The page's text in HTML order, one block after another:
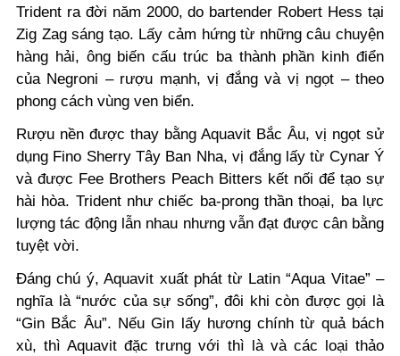
Trident ra đời năm 2000, do bartender Robert Hess tại
Zig Zag sáng tạo. Lấy cảm hứng từ những câu chuyện
hàng hải, ông biến cấu trúc ba thành phần kinh điển
của Negroni – rượu mạnh, vị đắng và vị ngọt – theo
phong cách vùng ven biển.
Rượu nền được thay bằng Aquavit Bắc Âu, vị ngọt sử
dụng Fino Sherry Tây Ban Nha, vị đắng lấy từ Cynar Ý
và được Fee Brothers Peach Bitters kết nối để tạo sự
hài hòa. Trident như chiếc ba-prong thần thoại, ba lực
lượng tác động lẫn nhau nhưng vẫn đạt được cân bằng
tuyệt vời.
Đáng chú ý, Aquavit xuất phát từ Latin “Aqua Vitae” –
nghĩa là “nước của sự sống”, đôi khi còn được gọi là
“Gin Bắc Âu”. Nếu Gin lấy hương chính từ quả bách
xù, thì Aquavit đặc trưng với thì là và các loại thảo